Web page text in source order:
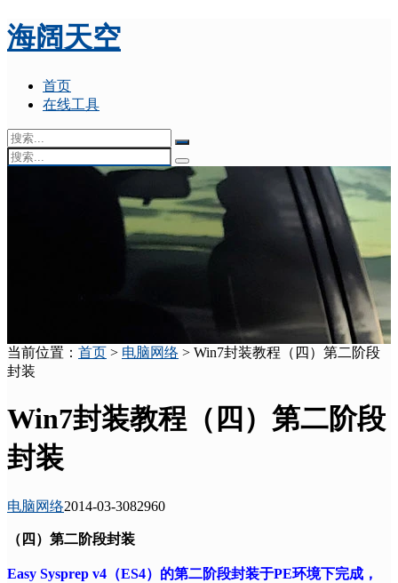
海阔天空
首页
在线工具
当前位置： 首页 > 电脑网络 > Win7封装教程（四）第二阶段
封装
Win7封装教程（四）第二阶段
封装
电脑网络2014-03-3082960
（四）第二阶段封装
Easy Sysprep v4 （ES4）的第二阶段封装于PE环境下完成，